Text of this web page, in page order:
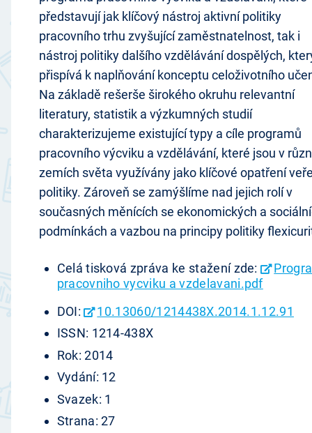
představují jak klíčový nástroj aktivní politiky
pracovního trhu zvyšující zaměstnatelnost, tak i
nástroj politiky dalšího vzdělávání dospělých,
přispívá k naplňování konceptu celoživotního
Na základě rešerše širokého okruhu relevantní
literatury, statistik a výzkumných studií
charakterizujeme existující typy a cíle programů
pracovního výcviku a vzdělávání, které jsou v
zemích světa využívány jako klíčové opatření
politiky. Zároveň se zamýšlíme nad jejich rolí v
současných měnících se ekonomických a
podmínkách a vazbou na principy politiky
Celá tisková zpráva ke stažení zde:
pracovniho vycviku a vzdelavani.pdf
DOI:
10.13060/1214438X.2014.1.12.91
ISSN: 1214-438X
Rok: 2014
Vydání: 12
Svazek: 1
Strana: 27